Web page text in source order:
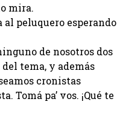
mira.
peluquero esperando
de nosotros dos
tema, y además
cronistas
Tomá pa’ vos. ¡Qué te